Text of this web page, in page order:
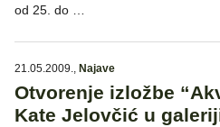
od 25. do …
21.05.2009., Najave
Otvorenje izložbe
Kate Jelovčić u